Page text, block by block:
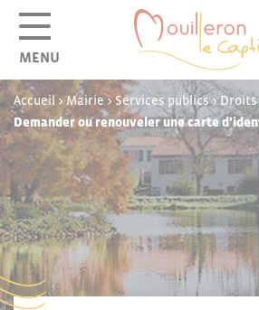
MENU
Accueil >Mairie> Services publics>Droits
Demander ou renouveler une carte
Panneau de gestion des cookies